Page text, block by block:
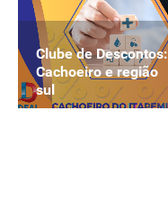
Clube de Descontos:
Cachoeiro e região
sul